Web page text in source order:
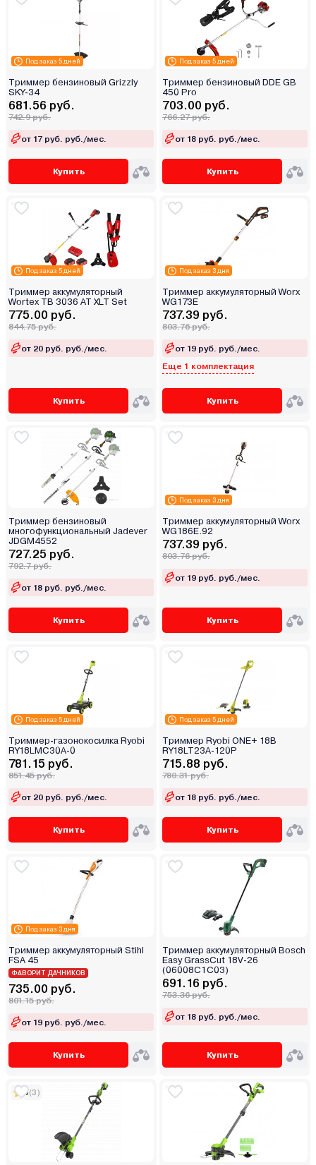
Под заказ 5 дней
Триммер бензиновый Grizzly
SKY-34
681.56 руб.
742.9 руб.
от 17 руб. руб./мес.
Купить
Под заказ 5 дней
Триммер бензиновый DDE GB
450 Pro
703.00 руб.
766.27 руб.
от 18 руб. руб./мес.
Купить
Под заказ 5 дней
Триммер аккумуляторный
Wortex TB 3036 AT XLT Set
775.00 руб.
844.75 руб.
от 20 руб. руб./мес.
Купить
Под заказ 3 дня
Триммер аккумуляторный Worx
WG173E
737.39 руб.
803.76 руб.
от 19 руб. руб./мес.
Еще 1 комплектация
Купить
Триммер бензиновый
многофункциональный Jadever
JDGM4552
727.25 руб.
792.7 руб.
от 18 руб. руб./мес.
Купить
Под заказ 3 дня
Триммер аккумуляторный Worx
WG186E.92
737.39 руб.
803.76 руб.
от 19 руб. руб./мес.
Купить
Под заказ 5 дней
Триммер-газонокосилка Ryobi
RY18LMC30A-0
781.15 руб.
851.45 руб.
от 20 руб. руб./мес.
Купить
Под заказ 5 дней
Триммер Ryobi ONE+ 18В
RY18LT23A-120P
715.88 руб.
780.31 руб.
от 18 руб. руб./мес.
Купить
Под заказ 3 дня
Триммер аккумуляторный Stihl
FSA 45
ФАВОРИТ ДАЧНИКОВ
735.00 руб.
801.15 руб.
от 19 руб. руб./мес.
Купить
Триммер аккумуляторный Bosch
Easy GrassCut 18V-26
(06008C1C03)
691.16 руб.
753.36 руб.
от 18 руб. руб./мес.
Купить
5(3)